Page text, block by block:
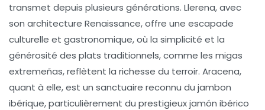
transmet depuis plusieurs générations. Llerena, avec
son architecture Renaissance, offre une escapade
culturelle et gastronomique, où la simplicité et la
générosité des plats traditionnels, comme les migas
extremeñas, reflètent la richesse du terroir. Aracena,
quant à elle, est un sanctuaire reconnu du jambon
ibérique, particulièrement du prestigieuxjamón ibérico